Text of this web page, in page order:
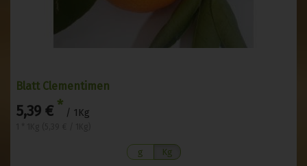
Blatt Clementimen
5,39 € * / 1Kg
g Kg